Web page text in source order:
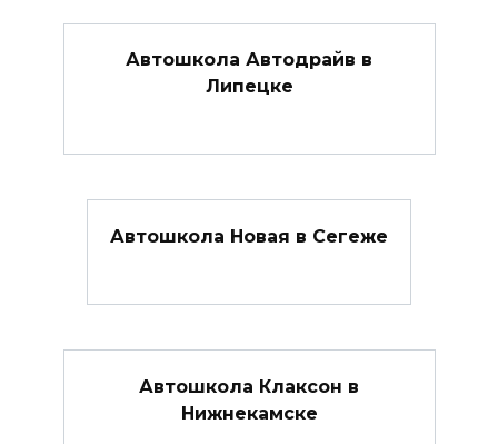
Автошкола Автодрайв в
Липецке
Автошкола Новая в Сегеже
Автошкола Клаксон в
Нижнекамске